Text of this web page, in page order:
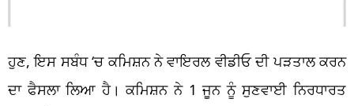
ਹੁਣ, ਇਸ ਸਬੰਧ ‘ਚ ਕਮਿਸ਼ਨ ਨੇ ਵਾਇਰਲ ਵੀਡੀਓ ਦੀ ਪੜਤਾਲ ਕਰਨ
ਦਾ ਫੈਸਲਾ ਲਿਆ ਹੈ। ਕਮਿਸ਼ਨ ਨੇ 1 ਜੂਨ ਨੂੰ ਸੁਣਵਾਈ ਨਿਰਧਾਰਤ